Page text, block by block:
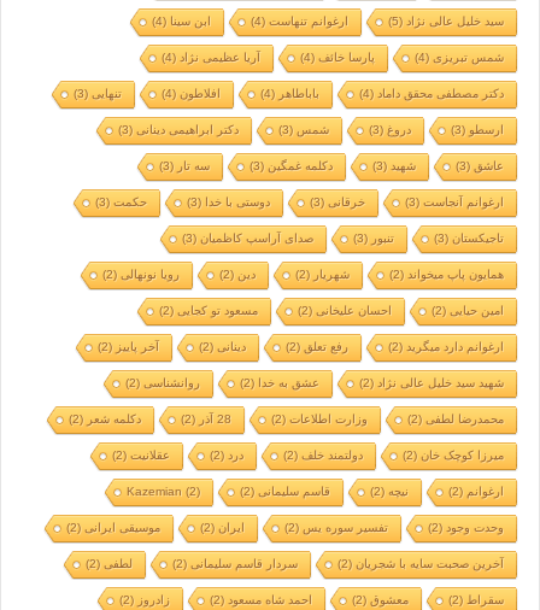
سید خلیل عالی نژاد (5) ارغوانم تنهاست(4) ابن سینا (4)
شمس تبریزی(4) پارسا خائف(4) آریا عظیمی نژاد (4)
دکتر مصطفی محقق داماد (4) باباطاهر (4) افلاطون(4) تنهایی(3)
ارسطو (3) دروغ (3) شمس (3) دکتر ابراهیمی دینانی(3)
عاشق (3) شهید (3) دکلمه غمگین (3) سه تار (3)
ارغوانم آنجاست(3) خرقانی(3) دوستی با خدا (3) حکمت(3)
تاجیکستان(3) تنبور (3) صدای آراسپ کاظمیان(3)
همایون پاپ میخواند (2) شهریار (2) دین (2) رویا نونهالی(2)
امین حیایی(2) احسان علیخانی(2) مسعود تو کجایی(2)
ارغوانم دارد میگرید (2) رفع تعلق (2) دینانی(2) آخر پاییز (2)
شهید سید خلیل عالی نژاد (2) عشق به خدا (2) روانشناسی(2)
محمدرضا لطفی(2) وزارت اطلاعات(2) 28 آذر (2) دکلمه شعر (2)
میرزا کوچک خان(2) دولتمند خلف(2) درد (2) عقلانیت(2)
ارغوانم (2) نیچه(2) قاسم سلیمانی(2)
Kazemian (2)
وحدت وجود (2) تفسیر سوره یس (2) ایران(2) موسیقی ایرانی(2)
آخرین صحبت سایه با شجریان(2) سردار قاسم سلیمانی(2) لطفی(2)
سقراط (2) معشوق(2) احمد شاه مسعود (2) زادروز (2)